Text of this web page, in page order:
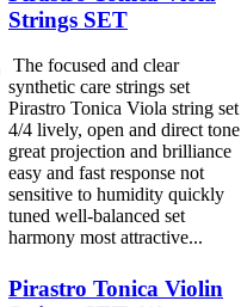
Strings SET
The focused and clear
synthetic care strings set
Pirastro Tonica Viola string set
4/4 lively, open and direct tone
great projection and brilliance
easy and fast response not
sensitive to humidity quickly
tuned well-balanced set
harmony most attractive...
Pirastro Tonica Violin